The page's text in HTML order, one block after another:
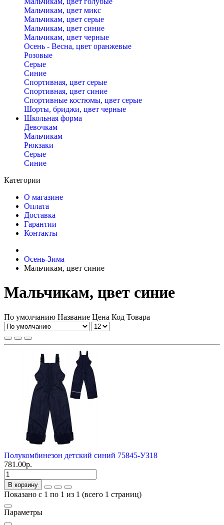
Мальчикам, цвет микс
Мальчикам, цвет серые
Мальчикам, цвет синие
Мальчикам, цвет черные
Осень - Весна, цвет оранжевые
Розовые
Серые
Синие
Спортивная, цвет серые
Спортивная, цвет синие
Спортивные костюмы, цвет серые
Шорты, бриджи, цвет черные
Школьная форма
Девочкам
Мальчикам
Рюкзаки
Серые
Синие
Категории
О магазине
Оплата
Доставка
Гарантии
Контакты
Осень-Зима
Мальчикам, цвет синие
Мальчикам, цвет синие
По умолчанию Название Цена Код Товара
Полукомбинезон детский синий 75845-УЗ18
781.00р.
В корзину
Показано с 1 по 1 из 1 (всего 1 страниц)
Параметры